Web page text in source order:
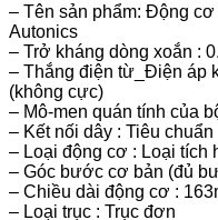
– Tên sản phẩm: Động
Autonics
– Trở kháng dòng xoắn :
– Thắng điện từ_Điện áp
(không cực)
– Mô-men quán tính của
– Kết nối dây : Tiêu chuẩn
– Loại động cơ : Loại tích
– Góc bước cơ bản (đủ
– Chiều dài động cơ :
– Loại trục : Trục đơn